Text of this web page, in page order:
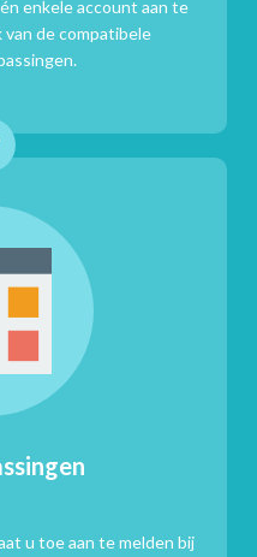
enkele account aan te
de compatibele
u toe aan te melden bij